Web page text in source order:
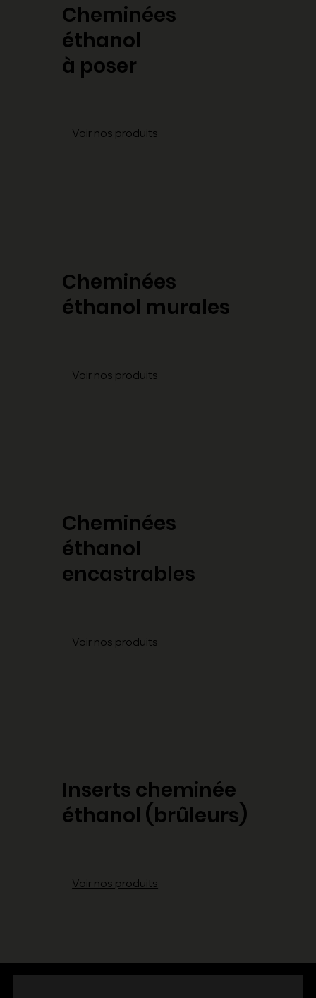
Voir nos produits
Cheminées
éthanol
à poser
Voir nos produits
Cheminées
éthanol murales
Voir nos produits
Cheminées
éthanol
encastrables
Voir nos produits
Inserts cheminée
éthanol (brûleurs)